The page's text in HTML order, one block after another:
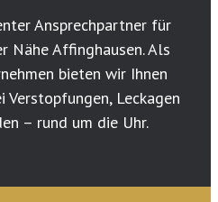
Ansprechpartner für
Nähe Affinghausen. Als
bieten wir Ihnen
Verstopfungen, Leckagen
– rund um die Uhr.